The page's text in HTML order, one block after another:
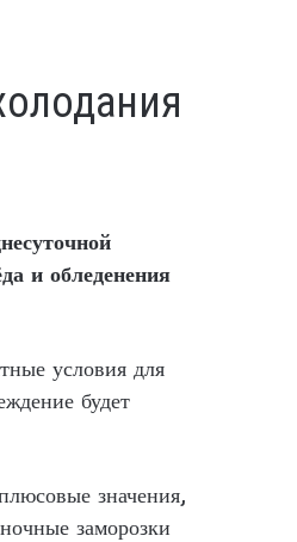
и обледенения
условия для
будет
значения,
заморозки